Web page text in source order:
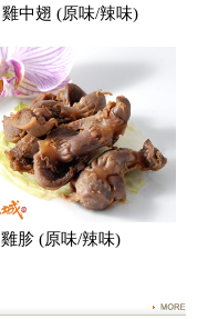
雞中翅 (原味/辣味)
雞胗 (原味/辣味)